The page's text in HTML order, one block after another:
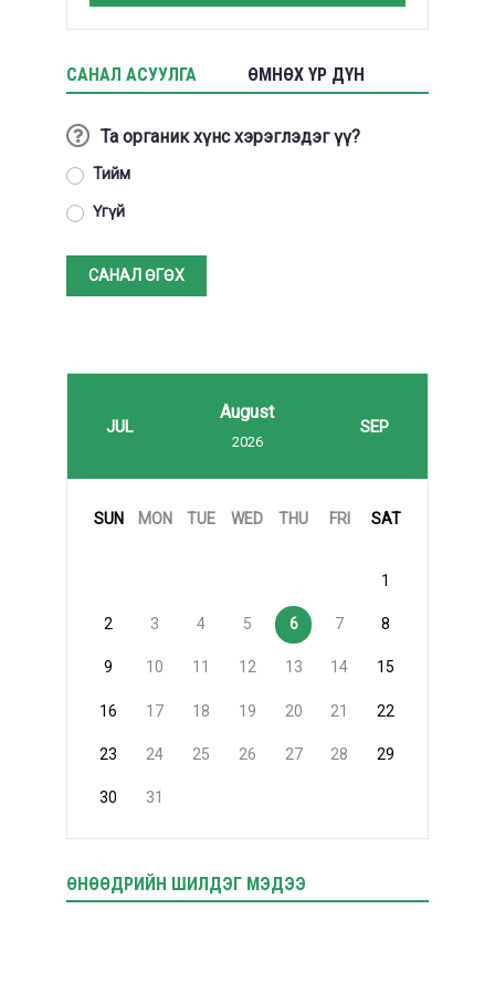
САНАЛ АСУУЛГА ӨМНӨХ ҮР ДҮН
Та органик хүнс хэрэглэдэг үү?
Тийм
Үгүй
САНАЛ ӨГӨХ
JUL
August
2026
SEP
SUN MON TUE WED THU FRI SAT
1
2 3 4 5 6 7 8
9 10 11 12 13 14 15
16 17 18 19 20 21 22
23 24 25 26 27 28 29
30 31
ӨНӨӨДРИЙН ШИЛДЭГ МЭДЭЭ